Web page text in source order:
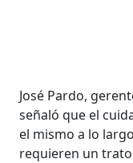
José Pardo,
señaló que el
el mismo a lo
requieren un